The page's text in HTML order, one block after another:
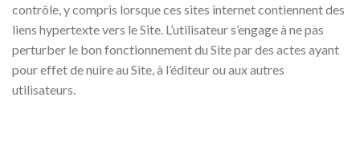
contrôle, y compris lorsque ces sites internet contiennent des
liens hypertexte vers le Site. L’utilisateur s’engage à ne pas
perturber le bon fonctionnement du Site par des actes ayant
pour effet de nuire au Site, à l’éditeur ou aux autres
utilisateurs.